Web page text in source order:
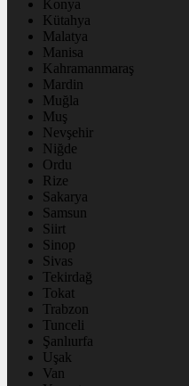
Konya
Kütahya
Malatya
Manisa
Kahramanmaraş
Mardin
Muğla
Muş
Nevşehir
Niğde
Ordu
Rize
Sakarya
Samsun
Siirt
Sinop
Sivas
Tekirdağ
Tokat
Trabzon
Tunceli
Şanlıurfa
Uşak
Van